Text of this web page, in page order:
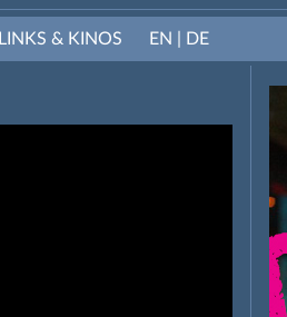
LINKS & KINOS EN | DE